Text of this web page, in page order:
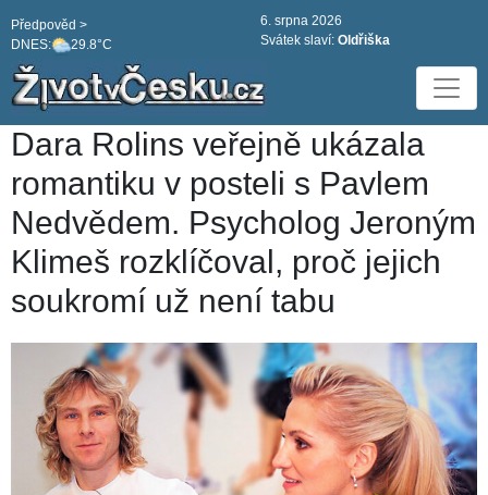
DNES: 29.8°C
Předpověd >
6. srpna 2026
Svátek slaví: Oldřiška
Dara Rolins veřejně ukázala
romantiku v posteli s Pavlem
Nedvědem. Psycholog Jeroným
Klimeš rozklíčoval, proč jejich
soukromí už není tabu